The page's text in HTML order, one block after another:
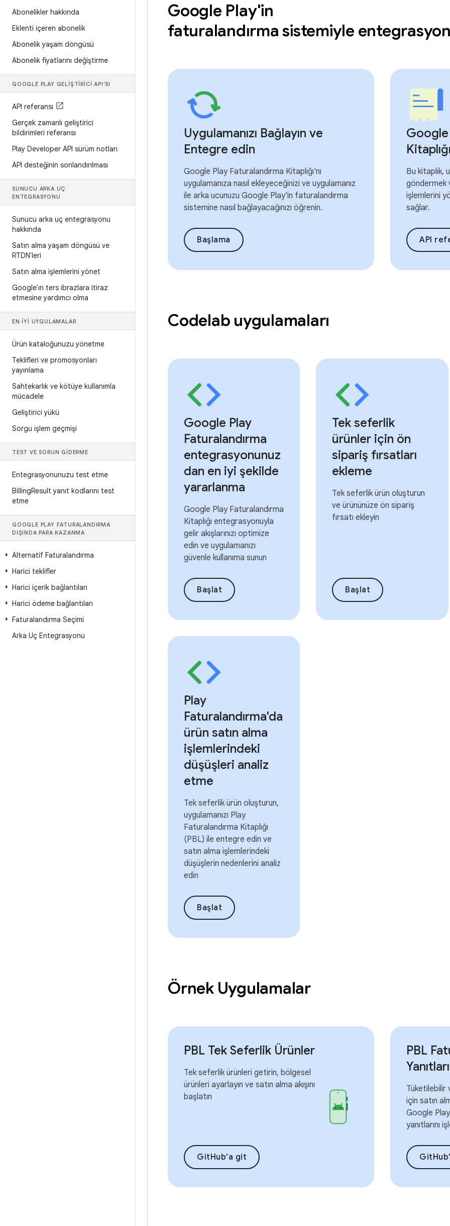
Abonelikler hakkında
Eklenti içeren abonelik
Abonelik yaşam döngüsü
Abonelik fiyatlarını değiştirme
GOOGLE PLAY GELIŞTIRICI API'SI
API referansı
Gerçek zamanlı geliştirici
bildirimleri referansı
Play Developer API sürüm notları
API desteğinin sonlandırılması
SUNUCU ARKA UÇ
ENTEGRASYONU
Sunucu arka uç entegrasyonu
hakkında
Satın alma yaşam döngüsü ve
RTDN'leri
Satın alma işlemlerini yönet
Google'ın ters ibrazlara itiraz
etmesine yardımcı olma
EN IYI UYGULAMALAR
Ürün kataloğunuzu yönetme
Teklifleri ve promosyonları
yayınlama
Sahtekarlık ve kötüye kullanımla
mücadele
Geliştirici yükü
Sorgu işlem geçmişi
TEST VE SORUN GIDERME
Entegrasyonunuzu test etme
BillingResult yanıt kodlarını test
etme
GOOGLE PLAY FATURALANDIRMA
DIŞINDA PARA KAZANMA
Alternatif Faturalandırma
Harici teklifler
Harici içerik bağlantıları
Harici ödeme bağlantıları
Faturalandırma Seçimi
Arka Uç Entegrasyonu
Google Play'in
faturalandırma sistemiyle
Uygulamanızı Bağlayın ve
Entegre edin
Google Play Faturalandırma Kitaplığı'nı
uygulamanıza nasıl ekleyeceğinizi ve uygulamanız
ile arka ucunuzu Google Play'in faturalandırma
sistemine nasıl bağlayacağınızı öğrenin.
Başlama
Google
Bu kitaplık,
göndermek
işlemlerini
sağlar.
API
Codelab uygulamaları
Google Play
Faturalandırma
entegrasyonunuz
dan en iyi şekilde
yararlanma
Google Play Faturalandırma
Kitaplığı entegrasyonuyla
gelir akışlarınızı optimize
edin ve uygulamanızı
güvenle kullanıma sunun
Başlat
Tek seferlik
ürünler için ön
sipariş fırsatları
ekleme
Tek seferlik ürün oluşturun
ve ürününüze ön sipariş
fırsatı ekleyin
Başlat
Play
Faturalandırma'da
ürün satın alma
işlemlerindeki
düşüşleri analiz
etme
Tek seferlik ürün oluşturun,
uygulamanızı Play
Faturalandırma Kitaplığı
(PBL) ile entegre edin ve
satın alma işlemlerindeki
düşüşlerin nedenlerini analiz
edin
Başlat
Örnek Uygulamalar
PBL Tek Seferlik Ürünler
Tek seferlik ürünleri getirin, bölgesel
ürünleri ayarlayın ve satın alma akışını
başlatın
GitHub'a git
PBL
Yanıtları
Tüketilebilir
için satın
Google
yanıtlarını